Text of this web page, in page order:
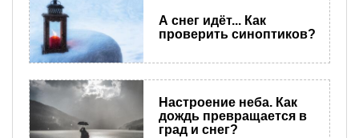
А снег идёт... Как
проверить синоптиков?
Настроение неба. Как
дождь превращается в
град и снег?